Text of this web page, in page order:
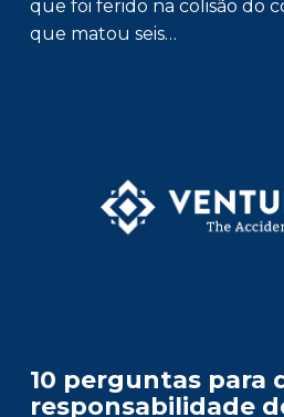
que foi ferido na colisão do
que matou seis…
10 perguntas para
responsabilidade